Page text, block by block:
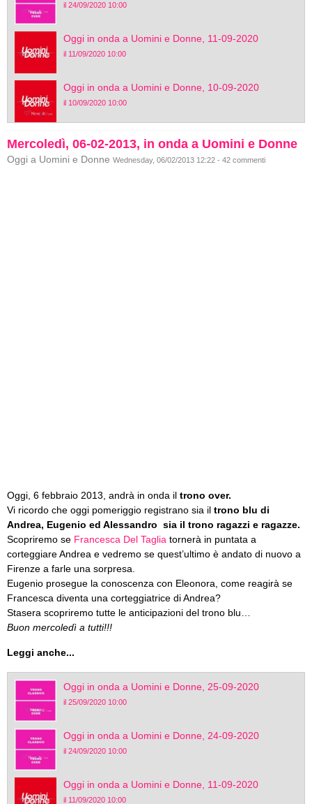
il 24/09/2020 10:00
Oggi in onda a Uomini e Donne, 11-09-2020
il 11/09/2020 10:00
Oggi in onda a Uomini e Donne, 10-09-2020
il 10/09/2020 10:00
Mercoledì, 06-02-2013, in onda a Uomini e Donne
Oggi a Uomini e Donne Wednesday, 06/02/2013 12:22 - 42 commenti
Oggi, 6 febbraio 2013, andrà in onda il trono over.
Vi ricordo che oggi pomeriggio registrano sia il trono blu di
Andrea, Eugenio ed Alessandro sia il trono ragazzi e ragazze.
Scopriremo se Francesca Del Taglia tornerà in puntata a
corteggiare Andrea e vedremo se quest’ultimo è andato di nuovo a
Firenze a farle una sorpresa.
Eugenio prosegue la conoscenza con Eleonora, come reagirà se
Francesca diventa una corteggiatrice di Andrea?
Stasera scopriremo tutte le anticipazioni del trono blu…
Buon mercoledì a tutti!!!
Leggi anche...
Oggi in onda a Uomini e Donne, 25-09-2020
il 25/09/2020 10:00
Oggi in onda a Uomini e Donne, 24-09-2020
il 24/09/2020 10:00
Oggi in onda a Uomini e Donne, 11-09-2020
il 11/09/2020 10:00